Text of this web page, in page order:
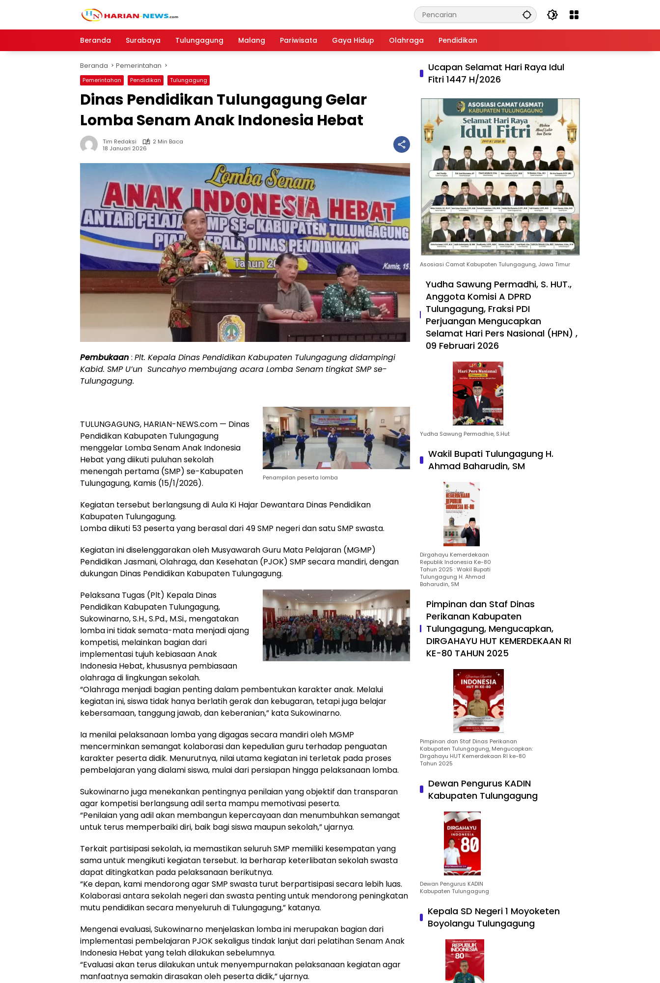
Beranda
Surabaya Tulungagung Malang Pariwisata Gaya Hidup Olahraga Pendidikan
Beranda Pemerintahan
Pemerintahan Pendidikan Tulungagung
Dinas Pendidikan Tulungagung Gelar
Lomba Senam Anak Indonesia Hebat
Tim Redaksi
2 Min Baca
18 Januari 2026
Pembukaan : Plt. Kepala Dinas Pendidikan Kabupaten Tulungagung didampingi
Kabid. SMP U’un Suncahyo membujang acara Lomba Senam tingkat SMP se-
Tulungagung.
Penampilan peserta lomba
TULUNGAGUNG, HARIAN-NEWS.com — Dinas
Pendidikan Kabupaten Tulungagung
menggelar Lomba Senam Anak Indonesia
Hebat yang diikuti puluhan sekolah
menengah pertama (SMP) se-Kabupaten
Tulungagung, Kamis (15/1/2026).
Kegiatan tersebut berlangsung di Aula Ki Hajar Dewantara Dinas Pendidikan
Kabupaten Tulungagung.
Lomba diikuti 53 peserta yang berasal dari 49 SMP negeri dan satu SMP swasta.
Kegiatan ini diselenggarakan oleh Musyawarah Guru Mata Pelajaran (MGMP)
Pendidikan Jasmani, Olahraga, dan Kesehatan (PJOK) SMP secara mandiri, dengan
dukungan Dinas Pendidikan Kabupaten Tulungagung.
Pelaksana Tugas (Plt) Kepala Dinas
Pendidikan Kabupaten Tulungagung,
Sukowinarno, S.H., S.Pd., M.Si., mengatakan
lomba ini tidak semata-mata menjadi ajang
kompetisi, melainkan bagian dari
implementasi tujuh kebiasaan Anak
Indonesia Hebat, khususnya pembiasaan
olahraga di lingkungan sekolah.
“Olahraga menjadi bagian penting dalam pembentukan karakter anak. Melalui
kegiatan ini, siswa tidak hanya berlatih gerak dan kebugaran, tetapi juga belajar
kebersamaan, tanggung jawab, dan keberanian,” kata Sukowinarno.
Ia menilai pelaksanaan lomba yang digagas secara mandiri oleh MGMP
mencerminkan semangat kolaborasi dan kepedulian guru terhadap penguatan
karakter peserta didik. Menurutnya, nilai utama kegiatan ini terletak pada proses
pembelajaran yang dialami siswa, mulai dari persiapan hingga pelaksanaan lomba.
Sukowinarno juga menekankan pentingnya penilaian yang objektif dan transparan
agar kompetisi berlangsung adil serta mampu memotivasi peserta.
“Penilaian yang adil akan membangun kepercayaan dan menumbuhkan semangat
untuk terus memperbaiki diri, baik bagi siswa maupun sekolah,” ujarnya.
Terkait partisipasi sekolah, ia memastikan seluruh SMP memiliki kesempatan yang
sama untuk mengikuti kegiatan tersebut. Ia berharap keterlibatan sekolah swasta
dapat ditingkatkan pada pelaksanaan berikutnya.
“Ke depan, kami mendorong agar SMP swasta turut berpartisipasi secara lebih luas.
Kolaborasi antara sekolah negeri dan swasta penting untuk mendorong peningkatan
mutu pendidikan secara menyeluruh di Tulungagung,” katanya.
Mengenai evaluasi, Sukowinarno menjelaskan lomba ini merupakan bagian dari
implementasi pembelajaran PJOK sekaligus tindak lanjut dari pelatihan Senam Anak
Indonesia Hebat yang telah dilakukan sebelumnya.
“Evaluasi akan terus dilakukan untuk menyempurnakan pelaksanaan kegiatan agar
manfaatnya semakin dirasakan oleh peserta didik,” ujarnya.
Ucapan Selamat Hari Raya Idul
Fitri 1447 H/2026
Asosiasi Camat Kabupaten Tulungagung, Jawa Timur
Yudha Sawung Permadhi, S. HUT.,
Anggota Komisi A DPRD
Tulungagung, Fraksi PDI
Perjuangan Mengucapkan
Selamat Hari Pers Nasional (HPN) ,
09 Februari 2026
Yudha Sawung Permadhie, S.Hut
Wakil Bupati Tulungagung H.
Ahmad Baharudin, SM
Dirgahayu Kemerdekaan
Republik Indonesia Ke-80
Tahun 2025 : Wakil Bupati
Tulungagung H. Ahmad
Baharudin, SM
Pimpinan dan Staf Dinas
Perikanan Kabupaten
Tulungagung, Mengucapkan,
DIRGAHAYU HUT KEMERDEKAAN RI
KE-80 TAHUN 2025
Pimpinan dan Staf Dinas Perikanan
Kabupaten Tulungagung, Mengucapkan:
Dirgahayu HUT Kemerdekaan RI ke-80
Tahun 2025
Dewan Pengurus KADIN
Kabupaten Tulungagung
Dewan Pengurus KADIN
Kabupaten Tulungagung
Kepala SD Negeri 1 Moyoketen
Boyolangu Tulungagung